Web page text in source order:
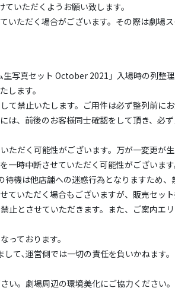
いただくようお願い致します。
いただく場合がございます。その際は劇場
写真セット October 2021」入場時の列整
します。
て禁止いたします。ご用件は必ず整列前に
は、前後のお客様同士確認をして頂き、必
だく可能性がございます。万が一変更が
時中断させていただく可能性がございま
機は他店舗への迷惑行為となりますため、
いただく場合もございますが、販売セッ
止とさせていただきます。また、ご案内エ
っております。
て､運営側では一切の責任を負いかねます
。劇場周辺の環境美化にご協力ください。